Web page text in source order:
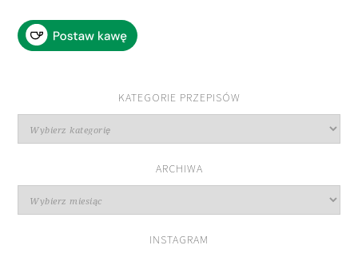
KATEGORIE PRZEPISÓW
przepisów
ARCHIWA
INSTAGRAM